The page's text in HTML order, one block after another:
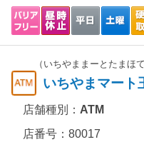
（いちやままーとたまほ
いちやまマート
店舗種別： ATM
店番号：80017